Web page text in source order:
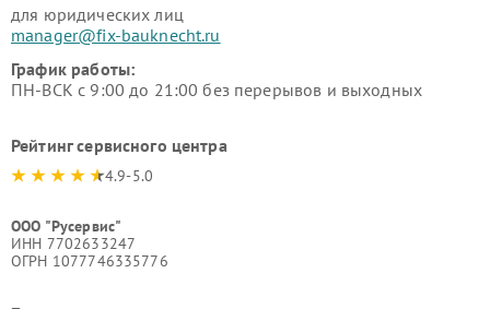
для юридических лиц
manager@fix-bauknecht.ru
График работы:
ПН-ВСК с 9:00 до 21:00 без перерывов и выходных
Рейтинг сервисного центра
4.9-5.0
ООО "Русервис"
ИНН 7702633247
ОГРН 1077746335776